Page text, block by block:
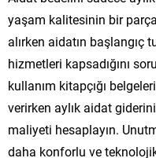
yaşam kalitesinin bir
alırken aidatın başlangıç
hizmetleri kapsadığını
kullanım kitapçığı
verirken aylık aidat
maliyeti hesaplayın.
daha konforlu ve